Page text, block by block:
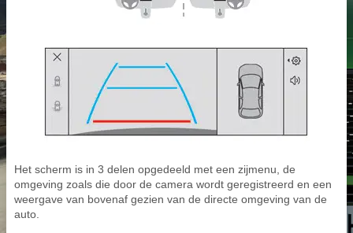
Het scherm is in 3 delen opgedeeld met een zijmenu, de
omgeving zoals die door de camera wordt geregistreerd en een
weergave van bovenaf gezien van de directe omgeving van de
auto.